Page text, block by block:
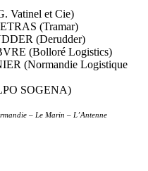
Vatinel et Cie)
(Tramar)
(Derudder)
(Bolloré Logistics)
(Normandie Logistique
SOGENA)
– Le Marin – L’Antenne